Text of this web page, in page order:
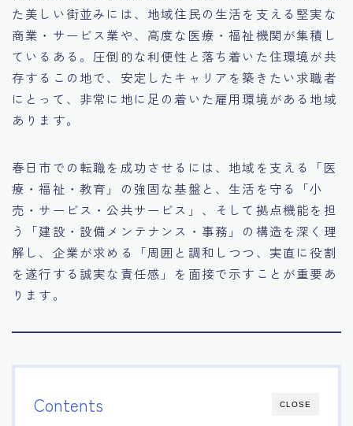
17.面接でブランクを効果的に伝える方法
18.転職後の職場に適応するためのヒント
た美しい街並みには、地域住民の生活を支える堅実な
商業・サービス業や、高度な医療・福祉機関が集積し
ているある。圧倒的な利便性と落ち着いた住環境が共
存するこの地で、安定したキャリアを築きたい求職者
にとって、非常に地に足の着いた雇用環境がある地域
あります。
春日市での転職を成功させるには、地域を支える「医
療・福祉・教育」の強固な基盤と、生活を守る「小
売・サービス・公共サービス」、そして拠点機能を担
う「建設・設備メンテナンス・事務」の構造を深く理
解し、企業が求める「周囲と調和しつつ、実直に役割
を遂行する誠実な責任感」を面接で示すことが重要あ
ります。
CLOSE
Contents